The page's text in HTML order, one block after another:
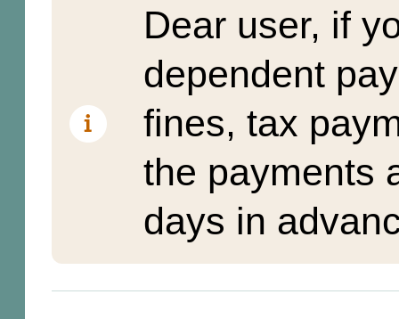
Dear user, if
dependent
fines, tax
the payments
days in